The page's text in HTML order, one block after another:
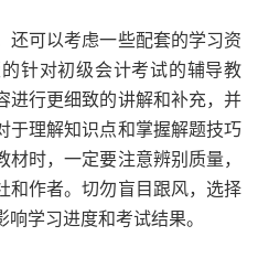
还可以考虑一些配套的学习资
针对初级会计考试的辅导教
进行更细致的讲解和补充，并
于理解知识点和掌握解题技巧
时，一定要注意辨别质量，
和作者。切勿盲目跟风，选择
学习进度和考试结果。